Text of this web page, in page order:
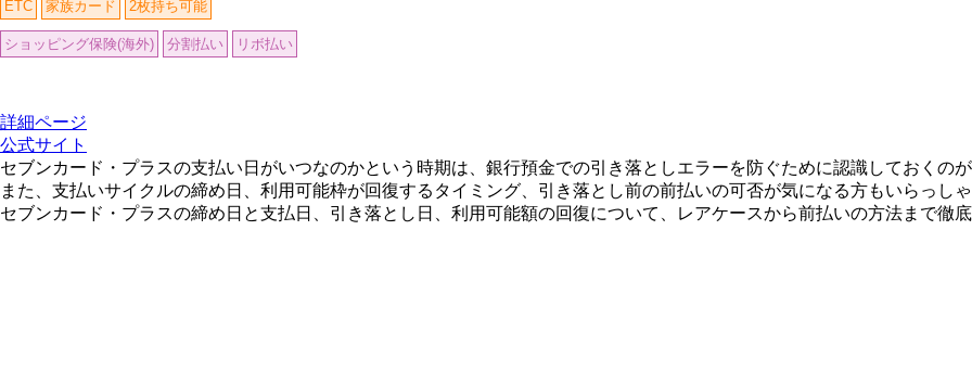
ETC 家族カード 2枚持ち可能
ショッピング保険(海外) 分割払い リボ払い
詳細ページ
公式サイト
セブンカード・プラスの支払い日がいつなのかという時期は、銀行預金での引き落としエラーを防ぐために認識しておくのが
また、支払いサイクルの締め日、利用可能枠が回復するタイミング、引き落とし前の前払いの可否が気になる方もいらっしゃ
セブンカード・プラスの締め日と支払日、引き落とし日、利用可能額の回復について、レアケースから前払いの方法まで徹底